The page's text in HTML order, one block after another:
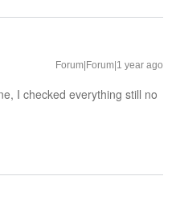
Forum|Forum|1 year ago
I checked everything still no